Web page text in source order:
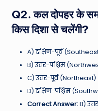
Q2. कल दोपहर के
किस दिशा से चलेंगी?
A) दक्षिण-पूर्व
B) उत्तर-पश्चिम
C) उत्तर-पूर्व (Northeast)
D) दक्षिण-पश्चिम
Correct Answer:B)